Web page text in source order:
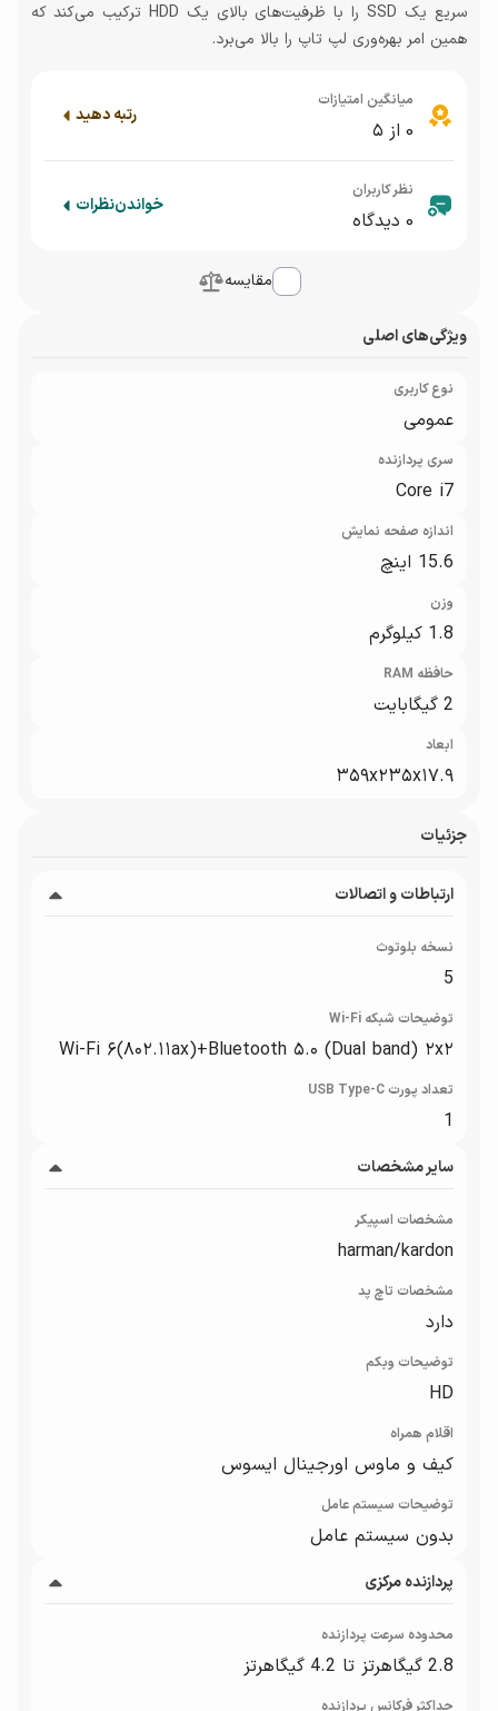
سریع یک SSD را با ظرفیت‌های بالای یک HDD ترکیب می‌کند که
همین امر بهره‌وری لپ تاپ را بالا می‌برد.
میانگین امتیازات
0 از ۵
رتبه دهید
نظر کاربران
0 دیدگاه
خواندننظرات
مقایسه
ویژگی‌های اصلی
نوع کاربری
عمومی
سری پردازنده
Core i7
اندازه صفحه نمایش
15.6 اینچ
وزن
1.8 کیلوگرم
حافظه RAM
2 گیگابایت
ابعاد
۳۵۹x۲۳۵x۱۷.۹
جزئیات
ارتباطات و اتصالات
نسخه بلوتوث
5
توضیحات شبکه Wi-Fi
Wi-Fi ۶(۸۰۲.۱۱ax)+Bluetooth ۵.۰ (Dual band) ۲x۲
تعداد پورت USB Type-C
1
سایر مشخصات
مشخصات اسپیکر
harman/kardon
مشخصات تاچ پد
دارد
توضیحات وبکم
HD
اقلام همراه
کیف و ماوس اورجینال ایسوس
توضیحات سیستم عامل
بدون سیستم عامل
پردازنده مرکزی
محدوده سرعت پردازنده
2.8 گیگاهرتز تا 4.2 گیگاهرتز
حداکثر فرکانس پردازنده